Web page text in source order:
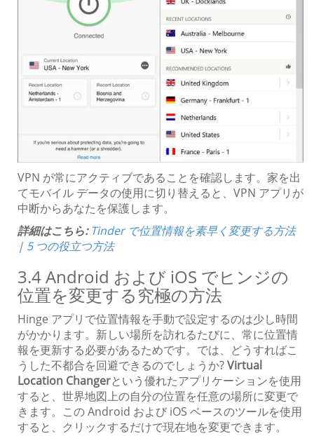
VPN が常にアクティブであることを確認します。家を出
てモバイル データの使用に切り替えると、VPN アプリが
中断からあなたを保護します。
詳細はこちら: Tinder で位置情報を素早く変更する方法
| 5 つの役立つ方法
3.4 Android および iOS でヒンジの
位置を変更する究極の方法
Hinge アプリで位置情報を手動で設定するのは少し時間
がかかります。新しい場所を訪れるたびに、常に位置情
報を更新する必要があるためです。では、どうすればこ
うした不都合を回避できるのでしょうか?Virtual
Location Changerという優れたアプリケーションを使用
すると、世界地図上の自分の位置を任意の場所に変更で
きます。この Android および iOS ベースのツールを使用
すると、クリックするだけで現在地を変更できます。